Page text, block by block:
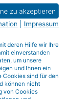
doi:
Aichhorn, W. &
mit
Setting.
und
018-
zu akzeptieren
Impressum
deren Hilfe wir Ihre
einverstanden
um unsere
und Ihnen ein
Cookies sind für den
können nicht
von Cookies